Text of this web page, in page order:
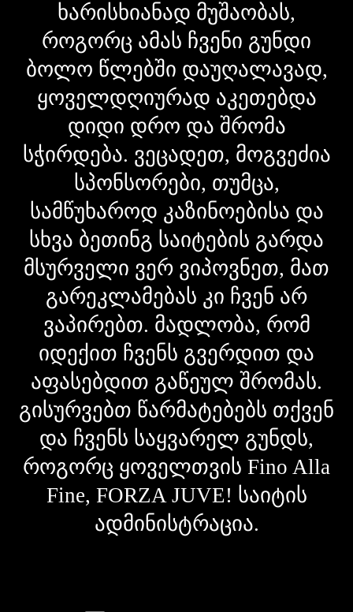
ხარისხიანად მუშაობას,
როგორც ამას ჩვენი გუნდი
ბოლო წლებში დაუღალავად,
ყოველდღიურად აკეთებდა
დიდი დრო და შრომა
სჭირდება. ვეცადეთ, მოგვეძია
სპონსორები, თუმცა,
სამწუხაროდ კაზინოებისა და
სხვა ბეთინგ საიტების გარდა
მსურველი ვერ ვიპოვნეთ, მათ
გარეკლამებას კი ჩვენ არ
ვაპირებთ. მადლობა, რომ
იდექით ჩვენს გვერდით და
აფასებდით გაწეულ შრომას.
გისურვებთ წარმატებებს თქვენ
და ჩვენს საყვარელ გუნდს,
როგორც ყოველთვის Fino Alla
Fine, FORZA JUVE! საიტის
ადმინისტრაცია.